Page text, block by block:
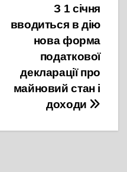
З 1 січня
вводиться в дію
нова форма
податкової
декларації про
майновий стан і
доходи